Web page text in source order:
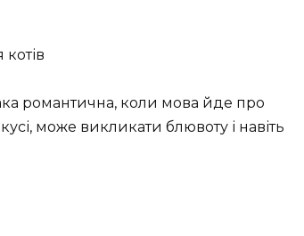
романтична, коли мова йде про
може викликати блювоту і навіть